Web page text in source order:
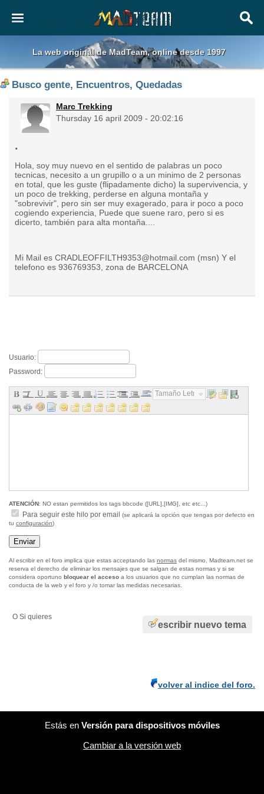
La web original de MadTeam, online desde 1997
Busco gente, Encuentros, Quedadas
Marc Trekking
Thursday 16 april 2009 - 20:02:16
.
Hola, soy muy nuevo en el sentido de palabras un poco
tecnicas, necesito a un grupillo o a un minimo de 2 personas
en total, que les guste (flipadamente dicho) la supervivencia, y
un poco de trekking, perderse en alguna montaña y
"sobrevivir", pero sin ser muy exagerado, para ir poco a poco
cogiendo experiencia, Puede que suene raro, pero si es
dicerto, también para alta montaña....
Mi Mail es CRADLEOFFILTH9353@hotmail.com (msn) Y el
telefono es 936769353, zona de BARCELONA
Usuario:
Password:
Tamaño Letra...
ATENCIÓN: NO estan permitidos los tags bbcode ([URL],[IMG], etc etc...)
Para seguir este hilo por email
(se aplicará la opción que tengas por defecto en
tu configuración)
Al escribir en el foro implica que estas acceptando las normas del mismo, Madteam.net se
reserva el derecho de eliminar los mensajes que se salgan de estas normas y si se
considera oportuno bloquear el acceso a los usuarios que no cumplan las normas de
conducta de la web y el foro y /o tomar las medidas necesarias.
escribir nuevo tema
O Si quieres
volver al indice del foro.
Estás en Versión para dispositivos móviles
Cambiar a la versión web